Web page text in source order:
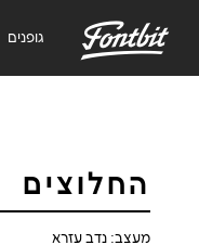
F גופנים
החלוצים
מעצב: נדב עזרא